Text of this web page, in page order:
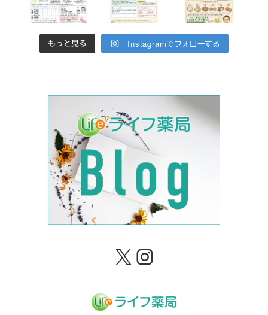
もっと見る Instagramでフォローする
X Instagram